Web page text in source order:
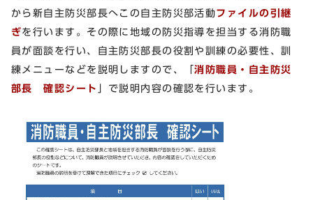
から新自主防災部長へこの自主防災部活動ファイルの引継
ぎを行います。その際に地域の防災指導を担当する消防職
員が面談を行い、自主防災部長の役割や訓練の必要性、訓
練メニューなどを説明しますので、「消防職員・自主防災
部長 確認シート
」で説明内容の確認を行います。